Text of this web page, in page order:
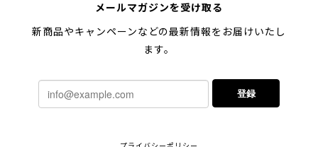
メールマガジンを受け取る
新商品やキャンペーンなどの最新情報をお届けいたし
ます。
登録